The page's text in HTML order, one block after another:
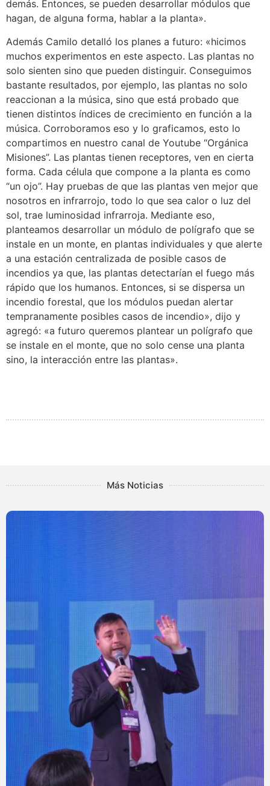
demás. Entonces, se pueden desarrollar módulos que
hagan, de alguna forma, hablar a la planta».
Además Camilo detalló los planes a futuro: «hicimos
muchos experimentos en este aspecto. Las plantas no
solo sienten sino que pueden distinguir. Conseguimos
bastante resultados, por ejemplo, las plantas no solo
reaccionan a la música, sino que está probado que
tienen distintos índices de crecimiento en función a la
música. Corroboramos eso y lo graficamos, esto lo
compartimos en nuestro canal de Youtube “Orgánica
Misiones”. Las plantas tienen receptores, ven en cierta
forma. Cada célula que compone a la planta es como
“un ojo”. Hay pruebas de que las plantas ven mejor que
nosotros en infrarrojo, todo lo que sea calor o luz del
sol, trae luminosidad infrarroja. Mediante eso,
planteamos desarrollar un módulo de polígrafo que se
instale en un monte, en plantas individuales y que alerte
a una estación centralizada de posible casos de
incendios ya que, las plantas detectarían el fuego más
rápido que los humanos. Entonces, si se dispersa un
incendio forestal, que los módulos puedan alertar
tempranamente posibles casos de incendio», dijo y
agregó: «a futuro queremos plantear un polígrafo que
se instale en el monte, que no solo cense una planta
sino, la interacción entre las plantas».
Más Noticias